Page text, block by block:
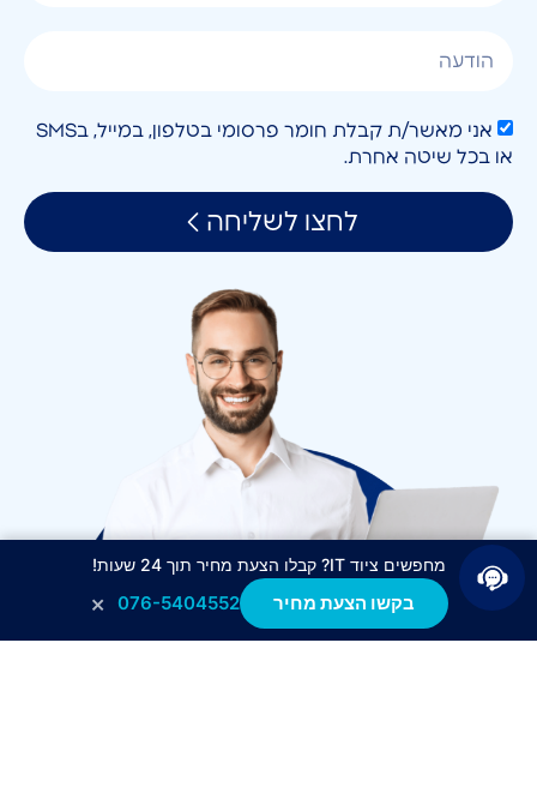
אני מאשר/ת קבלת חומר פרסומי בטלפון, במייל, בSMS
או בכל שיטה אחרת.
לחצו לשליחה
מחפשים ציוד IT? קבלו הצעת מחיר תוך 24 שעות!
בקשו הצעת מחיר 076-5404552
×